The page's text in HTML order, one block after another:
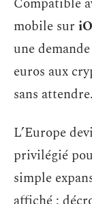
mobile sur
une
euros aux
sans attendre.
L’Europe
privilégié
simple